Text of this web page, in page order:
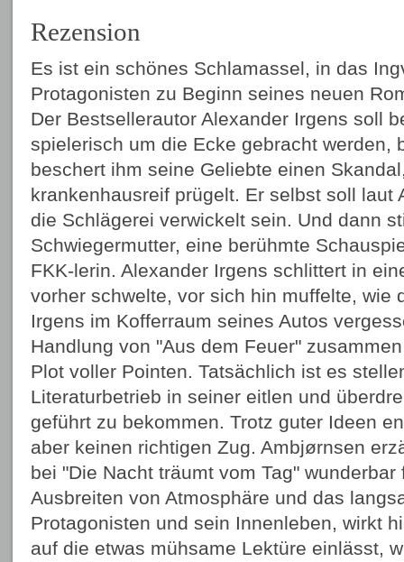
Rezension
Es ist ein schönes Schlamassel, in das
Protagonisten zu Beginn seines neuen
Der Bestsellerautor Alexander Irgens soll
spielerisch um die Ecke gebracht werden,
beschert ihm seine Geliebte einen
krankenhausreif prügelt. Er selbst soll laut
die Schlägerei verwickelt sein. Und dann
Schwiegermutter, eine berühmte
FKK-lerin. Alexander Irgens schlittert in
vorher schwelte, vor sich hin muffelte, wie
Irgens im Kofferraum seines Autos
Handlung von "Aus dem Feuer"
Plot voller Pointen. Tatsächlich ist es
Literaturbetrieb in seiner eitlen und
geführt zu bekommen. Trotz guter Ideen
aber keinen richtigen Zug. Ambjørnsen
bei "Die Nacht träumt vom Tag"
Ausbreiten von Atmosphäre und das
Protagonisten und sein Innenleben, wirkt
auf die etwas mühsame Lektüre einlässt,